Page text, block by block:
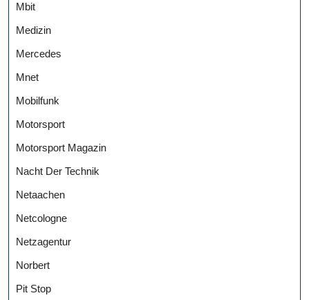
Mbit
Medizin
Mercedes
Mnet
Mobilfunk
Motorsport
Motorsport Magazin
Nacht Der Technik
Netaachen
Netcologne
Netzagentur
Norbert
Pit Stop